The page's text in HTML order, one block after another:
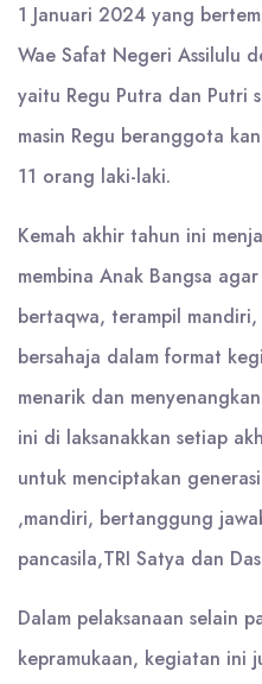
1 Januari 2024 yang
Wae Safat Negeri Assilulu
yaitu Regu Putra dan Putri
masin Regu beranggota
11 orang laki-laki.
Kemah akhir tahun ini
membina Anak Bangsa
bertaqwa, terampil
bersahaja dalam format
menarik dan
ini di laksanakkan setiap
untuk menciptakan
,mandiri, bertanggung
pancasila,TRI Satya dan
Dalam pelaksanaan selain
kepramukaan, kegiatan ini